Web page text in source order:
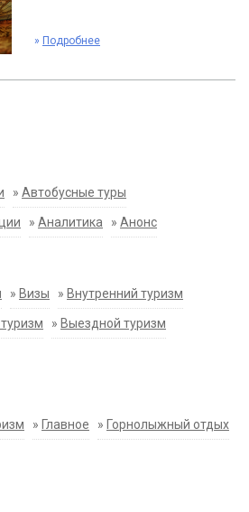
» Подробнее
» Автобусные туры
» Аналитика » Анонс
» Визы » Внутренний туризм
» Выездной туризм
» Главное » Горнолыжный отдых